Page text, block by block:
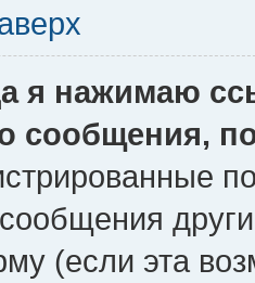
я нажимаю
сообщения,
(если эта